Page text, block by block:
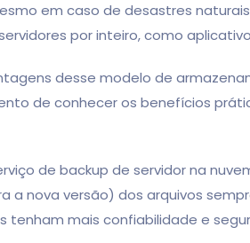
em caso de desastres
por inteiro, como
desse modelo de
de conhecer os benefícios
de backup de servidor na
a nova versão) dos arquivos
tenham mais confiabilidade e